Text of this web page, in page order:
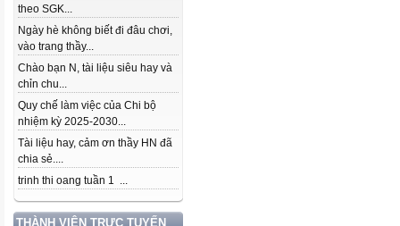
theo SGK...
Ngày hè không biết đi đâu chơi,
vào trang thầy...
Chào bạn N, tài liệu siêu hay và
chỉn chu...
Quy chế làm việc của Chi bộ
nhiệm kỳ 2025-2030...
Tài liệu hay, cảm ơn thầy HN đã
chia sẻ....
trinh thi oang tuần 1 ...
THÀNH VIÊN TRỰC TUYẾN